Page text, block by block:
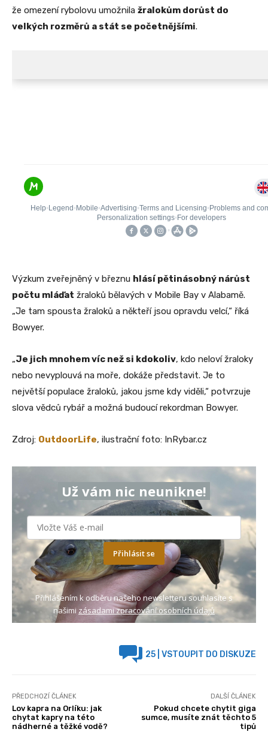
že omezení rybolovu umožnila žralokům dorůst do
velkých rozměrů a stát se početnějšími.
Výzkum zveřejněný v březnu hlásí pětinásobný nárůst
počtu mláďat žraloků bělavých v Mobile Bay v Alabamě.
„Je tam spousta žraloků a někteří jsou opravdu velcí,“ říká
Bowyer.
„Je jich mnohem víc než si kdokoliv, kdo neloví žraloky
nebo nevyplouvá na moře, dokáže představit. Je to
největší populace žraloků, jakou jsme kdy viděli,“ potvrzuje
slova vědců rybář a možná budoucí rekordman Bowyer.
Zdroj: OutdoorLife, ilustrační foto: InRybar.cz
Už vám nic neunikne!
Přihlásit se
Přihlášením k odběru našeho newsletteru souhlasíte s
našimi zásadami zpracování osobních údajů
25 | VSTOUPIT DO DISKUZE
PŘEDCHOZÍ ČLÁNEK
Lov kapra na Orlíku: jak
chytat kapry na této
nádherné a těžké vodě?
DALŠÍ ČLÁNEK
Pokud chcete chytit giga
sumce, musíte znát těchto 5
tipů